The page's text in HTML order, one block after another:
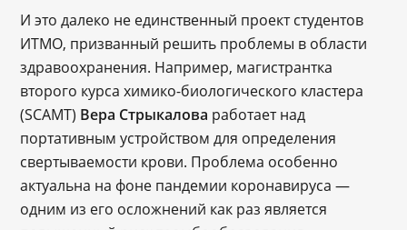
И это далеко не единственный проект студентов
ИТМО, призванный решить проблемы в области
здравоохранения. Например, магистрантка
второго курса химико-биологического кластера
(SCAMT) Вера Стрыкалова работает над
портативным устройством для определения
свертываемости крови. Проблема особенно
актуальна на фоне пандемии коронавируса —
одним из его осложнений как раз является